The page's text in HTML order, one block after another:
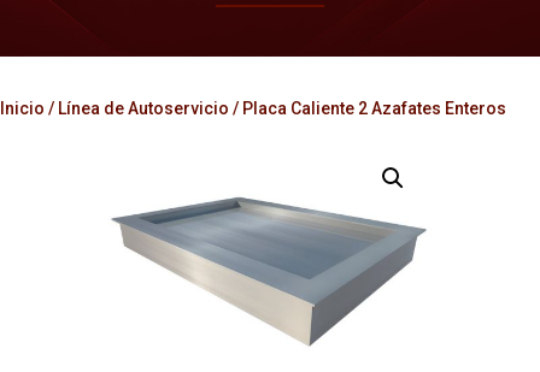
Inicio / Línea de Autoservicio / Placa Caliente 2 Azafates Enteros